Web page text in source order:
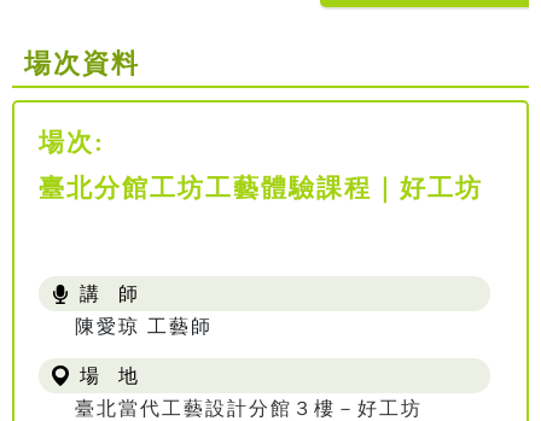
場次資料
場次:
臺北分館工坊工藝體驗課程｜好工坊
講 師
陳愛琼 工藝師
場 地
臺北當代工藝設計分館３樓－好工坊